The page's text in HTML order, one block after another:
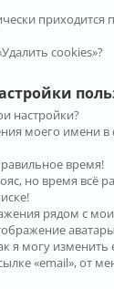
и
я
приходится
cookies»?
настройки?
моего имени в
время!
но время всё
рядом с
я могу изменить
«email», от